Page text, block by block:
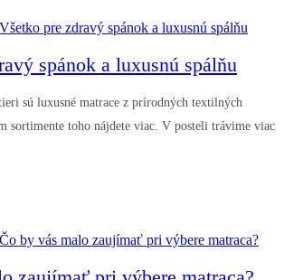
spánok a luxusnú spálňu
sú luxusné matrace z prírodných textilných
sortimente toho nájdete viac. V posteli trávime viac